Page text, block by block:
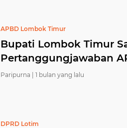
APBD Lombok Timur
Bupati Lombok Timur
Pertanggungjawaban
Paripurna | 1 bulan yang lalu
DPRD Lotim